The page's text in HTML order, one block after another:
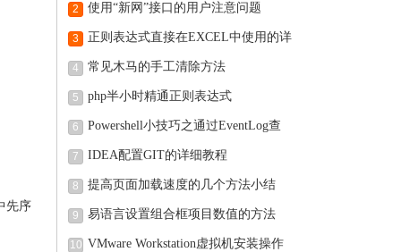
先序
2 使用“新网”接口的用户注意问题
3
正则表达式直接在EXCEL中使用的详
细步骤
4 常见木马的手工清除方法
5 php半小时精通正则表达式
6
Powershell小技巧之通过EventLog查
看近期电脑开机和关机时间
7 IDEA配置GIT的详细教程
8 提高页面加载速度的几个方法小结
9 易语言设置组合框项目数值的方法
10 VMware Workstation虚拟机安装操作